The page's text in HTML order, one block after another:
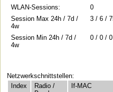
WLAN-Sessions:
0
Session Max 24h / 7d /
4w
3 / 6 /
Session Min 24h / 7d /
4w
0 / 0 / 0
Netzwerkschnittstellen:
Index
Radio /
If-MAC